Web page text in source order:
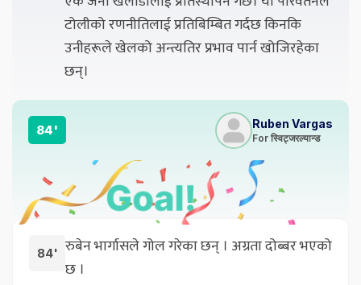
टोलीको रणनीतिलाई प्रतिबिम्बित गर्दछ किनकि
उनीहरूले खेलको अन्त्यतिर प्रभाव पार्न खोजिरहेका
छन्।
84' Ruben Vargas
For स्विट्जरल्यान्ड
84' रुबेन भार्गासले गोल गरेका छन् । अग्रता दोब्बर भएको
छ ।